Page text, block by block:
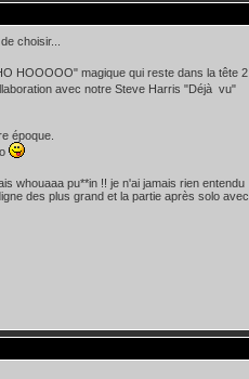
choisir...
HOOOOO" magique qui reste dans la tête 2
avec notre Steve Harris "Déjà vu"
époque.
whouaaa pu**in !! je n'ai jamais rien entendu
des plus grand et la partie après solo avec